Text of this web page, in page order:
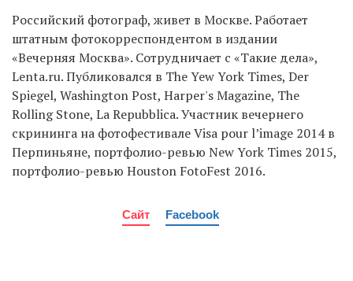
Российский фотограф, живет в Москве. Работает
штатным фотокорреспондентом в издании
«Вечерняя Москва». Сотрудничает с «Такие дела»,
Lenta.ru. Публиковался в The Yew York Times, Der
Spiegel, Washington Post, Harper's Magazine, The
Rolling Stone, La Repubblica. Участник вечернего
скрининга на фотофестивале Visa pour l’image 2014 в
Перпиньяне, портфолио-ревью New York Times 2015,
портфолио-ревью Houston FotoFest 2016.
Сайт Facebook